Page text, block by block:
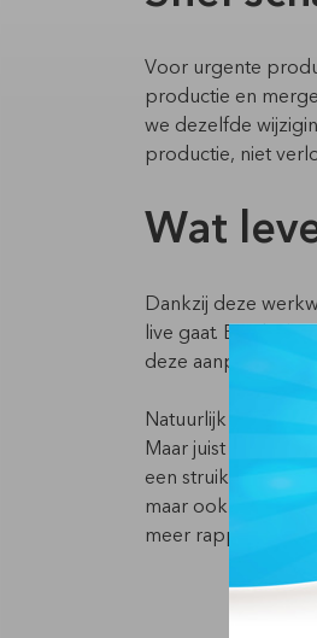
Voor urgente
productie en
we dezelfde
productie, niet
Wat
Dankzij deze
live gaat. Een
deze aanpak
Natuurlijk blijven
Maar juist dat
een struikelblok, is
maar ook voor de
meer rapportages